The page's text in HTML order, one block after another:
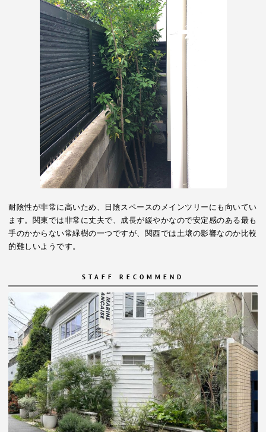
耐陰性が非常に高いため、日陰スペースのメインツリーにも向いてい
ます。関東では非常に丈夫で、成長が緩やかなので安定感のある最も
手のかからない常緑樹の一つですが、関西では土壌の影響なのか比較
的難しいようです。
STAFF RECOMMEND